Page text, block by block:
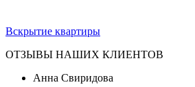
Вскрытие квартиры
ОТЗЫВЫ НАШИХ КЛИЕНТОВ
Анна Свиридова